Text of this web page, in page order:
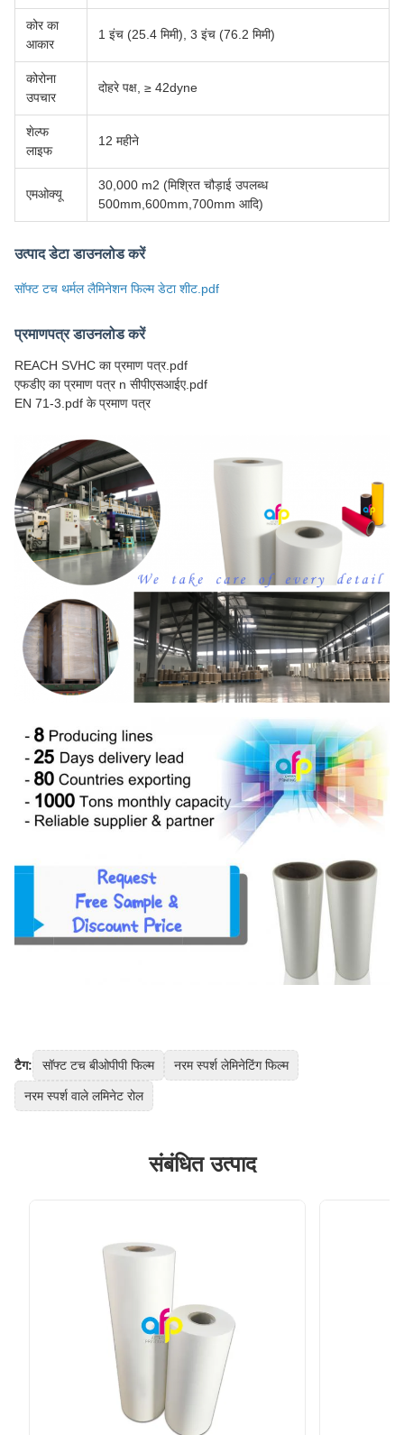
कोर का
आकार
1 इंच (25.4 मिमी), 3 इंच (76.2 मिमी)
कोरोना
उपचार
दोहरे पक्ष, ≥ 42dyne
शेल्फ
लाइफ
12 महीने
एमओक्यू
30,000 m2 (मिश्रित चौड़ाई उपलब्ध
500mm,600mm,700mm आदि)
उत्पाद डेटा डाउनलोड करें
सॉफ्ट टच थर्मल लैमिनेशन फिल्म डेटा शीट.pdf
प्रमाणपत्र डाउनलोड करें
REACH SVHC का प्रमाण पत्र.pdf
एफडीए का प्रमाण पत्र n सीपीएसआईए.pdf
EN 71-3.pdf के प्रमाण पत्र
टैग: सॉफ्ट टच बीओपीपी फिल्म नरम स्पर्श लेमिनेटिंग फिल्म
नरम स्पर्श वाले लमिनेट रोल
संबंधित उत्पाद